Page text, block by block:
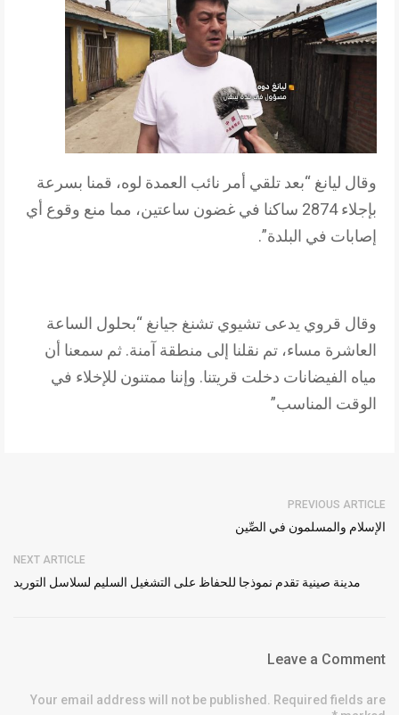
وقال ليانغ “بعد تلقي أمر نائب العمدة لوه، قمنا بسرعة
بإجلاء 2874 ساكنا في غضون ساعتين، مما منع وقوع أي
إصابات في البلدة”.
وقال قروي يدعى تشيوي تشنغ جيانغ “بحلول الساعة
العاشرة مساء، تم نقلنا إلى منطقة آمنة. ثم سمعنا أن
مياه الفيضانات دخلت قريتنا. وإننا ممتنون للإخلاء في
الوقت المناسب”
PREVIOUS ARTICLE
الإسلام والمسلمون في الصِّين
NEXT ARTICLE
مدينة صينية تقدم نموذجا للحفاظ على التشغيل السليم لسلاسل التوريد
Leave a Comment
Your email address will not be published. Required fields are